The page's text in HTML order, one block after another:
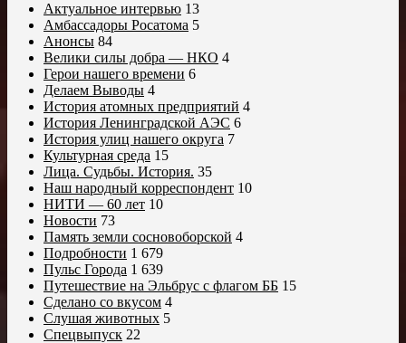
Актуальное интервью 13
Амбассадоры Росатома 5
Анонсы 84
Велики силы добра — НКО 4
Герои нашего времени 6
Делаем Выводы 4
История атомных предприятий 4
История Ленинградской АЭС 6
История улиц нашего округа 7
Культурная среда 15
Лица. Судьбы. История. 35
Наш народный корреспондент 10
НИТИ — 60 лет 10
Новости 73
Память земли сосновоборской 4
Подробности 1 679
Пульс Города 1 639
Путешествие на Эльбрус с флагом ББ 15
Сделано со вкусом 4
Слушая животных 5
Спецвыпуск 22